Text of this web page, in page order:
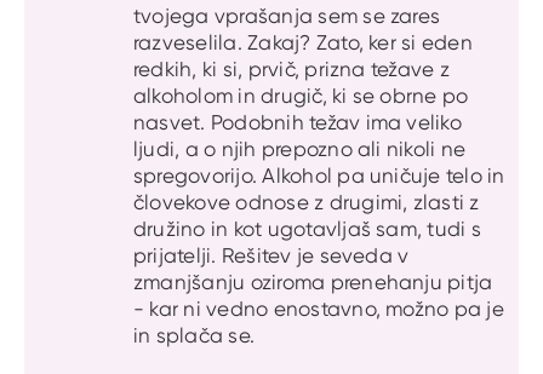
tvojega vprašanja sem se zares
razveselila. Zakaj? Zato, ker si eden
redkih, ki si, prvič, prizna težave z
alkoholom in drugič, ki se obrne po
nasvet. Podobnih težav ima veliko
ljudi, a o njih prepozno ali nikoli ne
spregovorijo. Alkohol pa uničuje telo in
človekove odnose z drugimi, zlasti z
družino in kot ugotavljaš sam, tudi s
prijatelji. Rešitev je seveda v
zmanjšanju oziroma prenehanju pitja
- kar ni vedno enostavno, možno pa je
in splača se.